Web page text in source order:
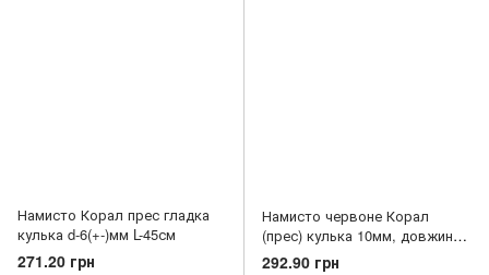
Намисто Корал прес гладка
кулька d-6(+-)мм L-45см
271.20 грн
Намисто червоне Корал
(прес) кулька 10мм, довжина
45см
292.90 грн